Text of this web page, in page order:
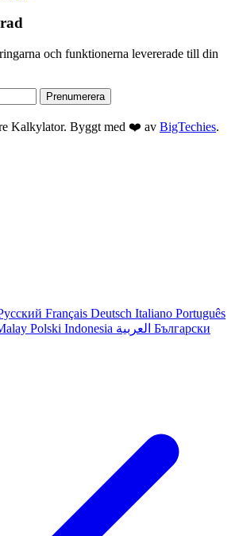
och funktionerna levererade till din
Prenumerera
Kalkylator. Byggt med ❤️ av BigTechies.
Français Deutsch Italiano Português
Polski Indonesia العربية Български